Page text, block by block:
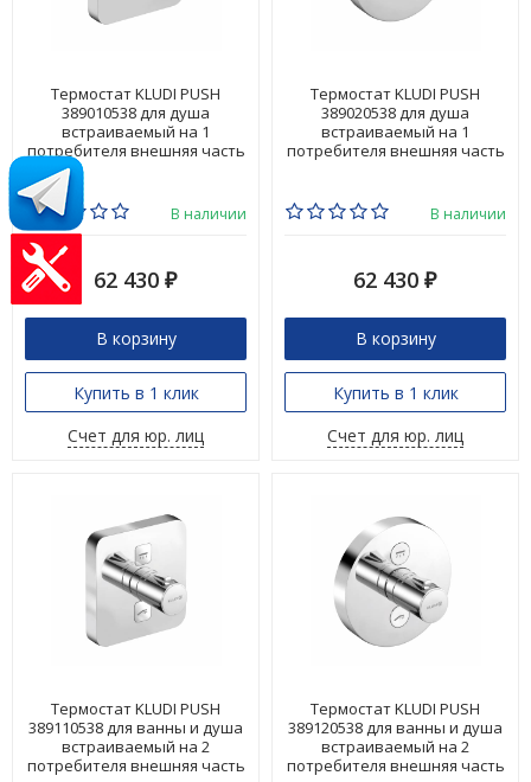
Термостат KLUDI PUSH
389010538 для душа
встраиваемый на 1
потребителя внешняя часть
В наличии
62 430 ₽
В корзину
Купить в 1 клик
Счет для юр. лиц
Термостат KLUDI PUSH
389020538 для душа
встраиваемый на 1
потребителя внешняя часть
В наличии
62 430 ₽
В корзину
Купить в 1 клик
Счет для юр. лиц
Термостат KLUDI PUSH
389110538 для ванны и душа
встраиваемый на 2
потребителя внешняя часть
Термостат KLUDI PUSH
389120538 для ванны и душа
встраиваемый на 2
потребителя внешняя часть